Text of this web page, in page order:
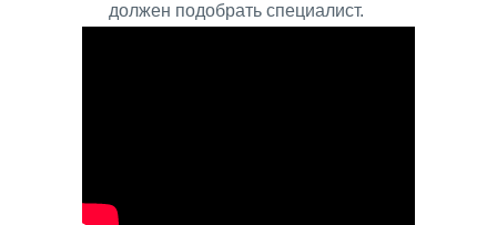
должен подобрать специалист.